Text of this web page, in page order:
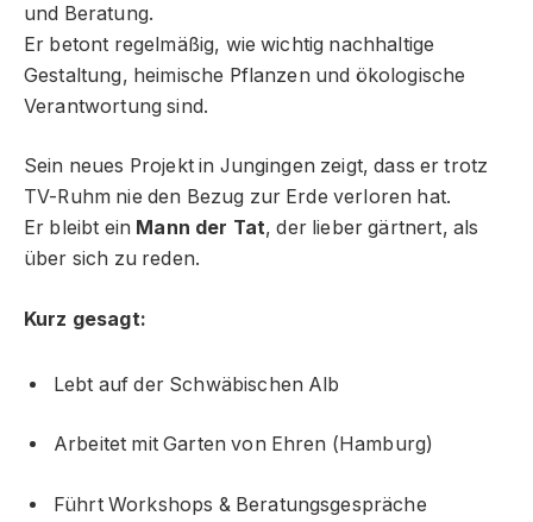
und Beratung.
Er betont regelmäßig, wie wichtig nachhaltige
Gestaltung, heimische Pflanzen und ökologische
Verantwortung sind.
Sein neues Projekt in Jungingen zeigt, dass er trotz
TV-Ruhm nie den Bezug zur Erde verloren hat.
Er bleibt ein Mann der Tat, der lieber gärtnert, als
über sich zu reden.
Kurz gesagt:
Lebt auf der Schwäbischen Alb
Arbeitet mit Garten von Ehren (Hamburg)
Führt Workshops & Beratungsgespräche